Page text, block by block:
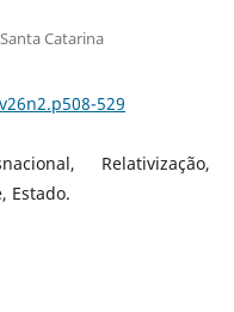
Catarina
529
Relativização,
Estado.